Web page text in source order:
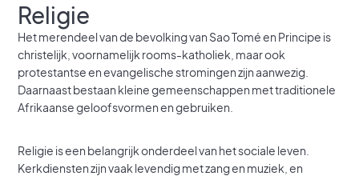
Religie
Het merendeel van de bevolking van Sao Tomé en Principe is
christelijk, voornamelijk rooms-katholiek, maar ook
protestantse en evangelische stromingen zijn aanwezig.
Daarnaast bestaan kleine gemeenschappen met traditionele
Afrikaanse geloofsvormen en gebruiken.
Religie is een belangrijk onderdeel van het sociale leven.
Kerkdiensten zijn vaak levendig met zang en muziek, en